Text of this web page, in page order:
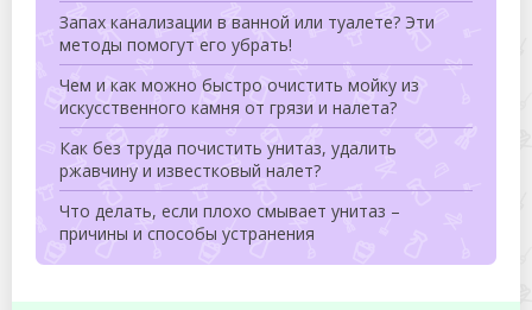
Запах канализации в ванной или туалете? Эти
методы помогут его убрать!
Чем и как можно быстро очистить мойку из
искусственного камня от грязи и налета?
Как без труда почистить унитаз, удалить
ржавчину и известковый налет?
Что делать, если плохо смывает унитаз –
причины и способы устранения